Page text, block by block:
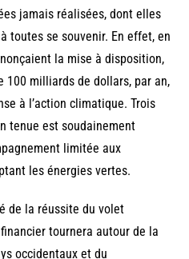
jamais réalisées, dont elles
toutes se souvenir. En effet, en
la mise à disposition,
100 milliards de dollars, par an,
à l’action climatique. Trois
tenue est soudainement
limitée aux
les énergies vertes.
de la réussite du volet
tournera autour de la
occidentaux et du